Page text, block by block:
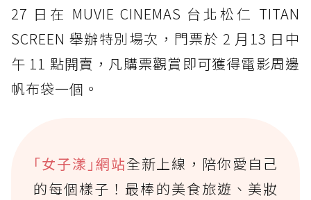
27 日在 MUVIE CINEMAS 台北松仁 TITAN
SCREEN 舉辦特別場次，門票於 2 月13 日中
午 11 點開賣，凡購票觀賞即可獲得電影周邊
帆布袋一個。
｢女子漾｣網站全新上線，陪你愛自己
的每個樣子！最棒的美食旅遊、美妝